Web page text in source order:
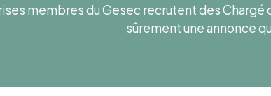
membres du Gesec recrutent des Chargé
sûrement une annonce